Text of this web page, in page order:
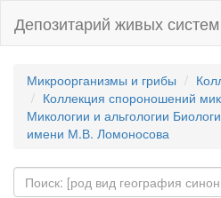
Депозитарий живых систем
Микроорганизмы и грибы
Коллекция спороношений
Микологии и альгологии
имени М.В. Ломоносова